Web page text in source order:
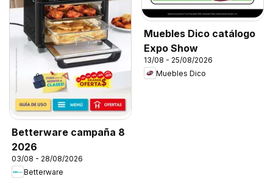
Betterware campaña 8
2026
03/08 - 28/08/2026
Betterware
Muebles Dico catálogo
Expo Show
13/08 - 25/08/2026
Muebles Dico